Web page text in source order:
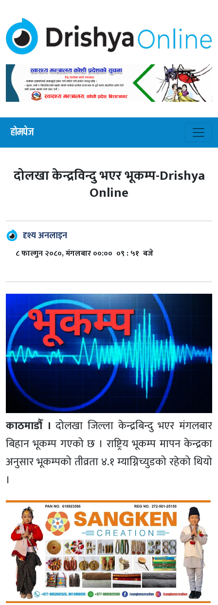
होमपेज
दोलखा केन्द्रविन्दु भएर भूकम्प-Drishya
Online
दृश्य अनलाइन
८ फाल्गुन २०८०, मंगलबार ००:०० ०९ : ५१ बजे
काठमाडौँ ।दोलखा जिल्ला केन्द्रबिन्दु भएर मंगलबार
बिहान भूकम्प गएको छ । राष्ट्रिय भूकम्प मापन केन्द्रका
अनुसार भूकम्पको तीव्रता ४.१ म्याग्निच्युडको रहेको थियो
।